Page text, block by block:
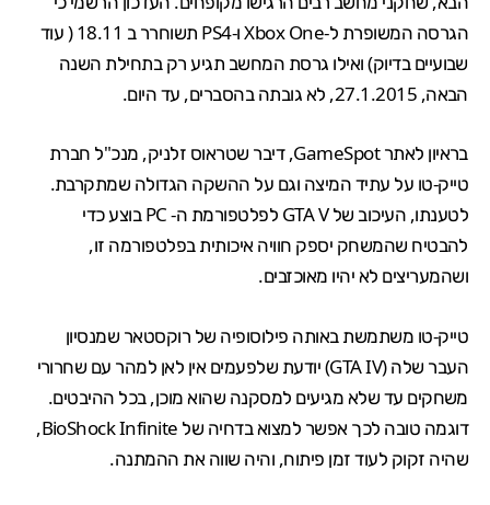
הגרסה המשופרת ל-Xbox One ו-PS4
תשוחרר ב 18.11 ( עוד
שבועיים בדיוק) ואילו גרסת המחשב תגיע רק בתחילת השנה
הבאה, 27.1.2015, לא גובתה בהסברים, עד היום.
בראיון לאתרGameSpot, דיבר שטראוס זלניק, מנכ"ל חברת
טייק-טו על עתיד המיצה וגם על ההשקה הגדולה שמתקרבת.
לטענתו, העיכוב של GTA V לפלטפורמת ה- PC
בוצע כדי
להבטיח שהמשחק יספק חוויה איכותיתבפלטפורמה זו,
ושהמעריצים לא יהיו מאוכזבים.
טייק-טו משתמשת באותה פילוסופיה של רוקסטאר שמנסיון
העבר שלה (GTA IV) יודעת שלפעמים אין לאן למהר עם שחרורי
משחקים עד שלא מגיעים למסקנה שהוא מוכן, בכל ההיבטים.
דוגמה טובה לכך אפשר למצוא בדחיה של BioShock Infinite
,
שהיה זקוק לעוד זמן פיתוח, והיה שווה את ההמתנה.